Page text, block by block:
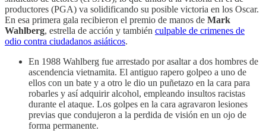
productores (PGA) va solidificando su posible victoria en los Oscar.
En esa primera gala recibieron el premio de manos de Mark
Wahlberg, estrella de acción y también culpable de crimenes de
odio contra ciudadanos asiáticos.
En 1988 Wahlberg fue arrestado por asaltar a dos hombres de
ascendencia vietnamita. El antiguo rapero golpeo a uno de
ellos con un bate y a otro le dio un puñetazo en la cara para
robarles y así adquirir alcohol, empleando insultos racistas
durante el ataque. Los golpes en la cara agravaron lesiones
previas que condujeron a la perdida de visión en un ojo de
forma permanente.